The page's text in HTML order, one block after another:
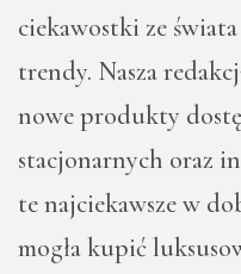
ciekawostki ze
trendy. Nasza
nowe produkty
stacjonarnych oraz
te najciekawsze w
mogła kupić